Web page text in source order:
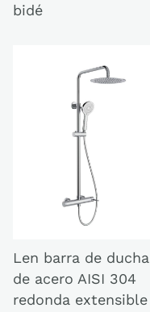
bidé
Len barra de ducha
de acero AISI 304
redonda extensible